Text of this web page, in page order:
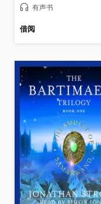
有声书
借阅